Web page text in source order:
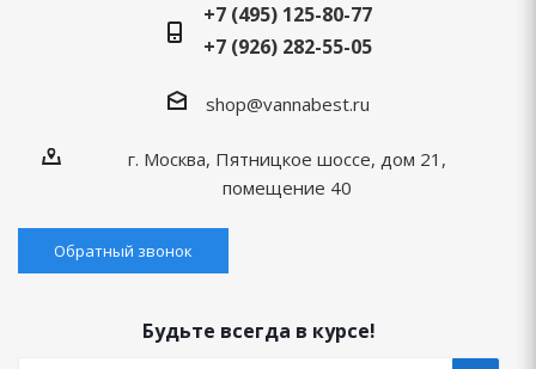
+7 (495) 125-80-77
+7 (926) 282-55-05
shop@vannabest.ru
г. Москва, Пятницкое шоссе, дом 21,
помещение 40
Обратный звонок
Будьте всегда в курсе!